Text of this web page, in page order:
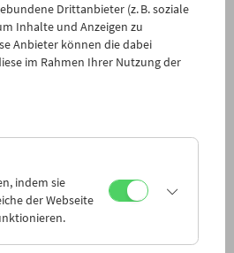
Filmmuseums im Jahr 2009
des Filmmuseums
Mitglieder unterstützen, sollen
dieser Institution zu Grunde liegt.
Drittanbieter (z. B. soziale
Inhalte und Anzeigen zu
Anbieter können die dabei
im Rahmen Ihrer Nutzung der
indem sie
der Webseite